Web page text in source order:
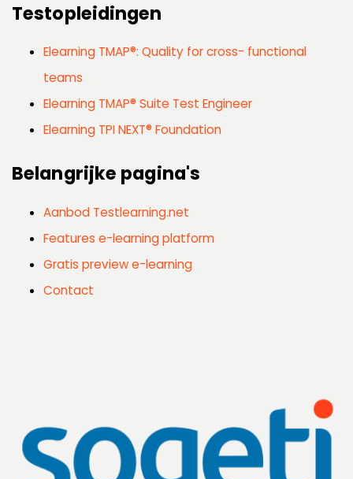
Testopleidingen
Elearning TMAP®: Quality for cross- functional
teams
Elearning TMAP® Suite Test Engineer
Elearning TPI NEXT® Foundation
Belangrijke pagina's
Aanbod Testlearning.net
Features e-learning platform
Gratis preview e-learning
Contact